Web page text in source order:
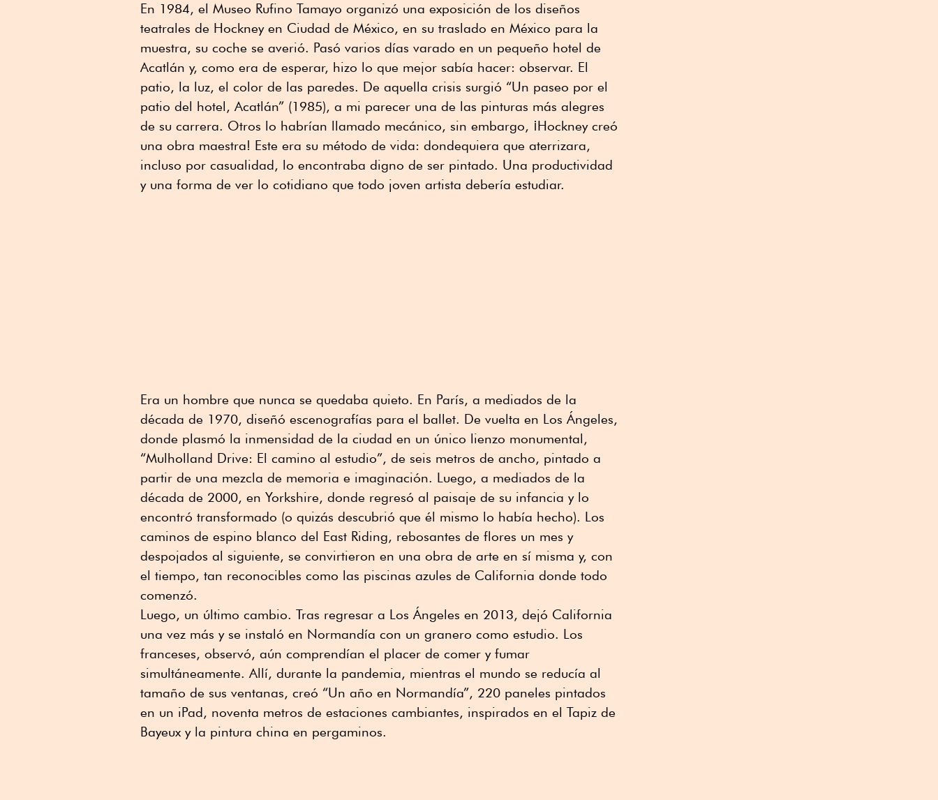
En 1984, el Museo Rufino Tamayo organizó una exposición de los diseños
teatrales de Hockney en Ciudad de México, en su traslado en México para la
muestra, su coche se averió. Pasó varios días varado en un pequeño hotel de
Acatlán y, como era de esperar, hizo lo que mejor sabía hacer: observar. El
patio, la luz, el color de las paredes. De aquella crisis surgió “Un paseo por el
patio del hotel, Acatlán” (1985), a mi parecer una de las pinturas más alegres
de su carrera. Otros lo habrían llamado mecánico, sin embargo, ¡Hockney creó
una obra maestra! Este era su método de vida: dondequiera que aterrizara,
incluso por casualidad, lo encontraba digno de ser pintado. Una productividad
y una forma de ver lo cotidiano que todo joven artista debería estudiar.
Era un hombre que nunca se quedaba quieto. En París, a mediados de la
década de 1970, diseñó escenografías para el ballet. De vuelta en Los Ángeles,
donde plasmó la inmensidad de la ciudad en un único lienzo monumental,
“Mulholland Drive: El camino al estudio”, de seis metros de ancho, pintado a
partir de una mezcla de memoria e imaginación. Luego, a mediados de la
década de 2000, en Yorkshire, donde regresó al paisaje de su infancia y lo
encontró transformado (o quizás descubrió que él mismo lo había hecho). Los
caminos de espino blanco del East Riding, rebosantes de flores un mes y
despojados al siguiente, se convirtieron en una obra de arte en sí misma y, con
el tiempo, tan reconocibles como las piscinas azules de California donde todo
comenzó.
Luego, un último cambio. Tras regresar a Los Ángeles en 2013, dejó California
una vez más y se instaló en Normandía con un granero como estudio. Los
franceses, observó, aún comprendían el placer de comer y fumar
simultáneamente. Allí, durante la pandemia, mientras el mundo se reducía al
tamaño de sus ventanas, creó “Un año en Normandía”, 220 paneles pintados
en un iPad, noventa metros de estaciones cambiantes, inspirados en el Tapiz de
Bayeux y la pintura china en pergaminos.